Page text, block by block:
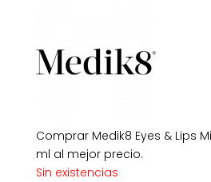
Comprar Medik8 Eyes & Lips
ml al mejor precio.
Sin existencias